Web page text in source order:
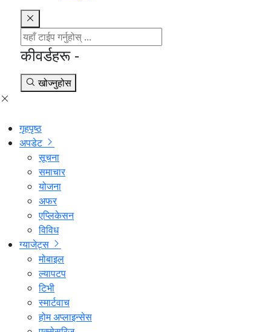
कीवर्डहरू -
खोज्नुहोस
गृहपृष्ठ
अपडेट
सूचना
समाचार
योजना
अफर
एप्लिकेसन
विविध
ग्याजेट्स
मोबाइल
ल्यापटप
टिभी
स्मार्टवाच
होम अप्लाइन्सेस